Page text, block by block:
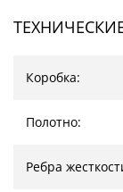
Коробка:
Полотно:
Ребра